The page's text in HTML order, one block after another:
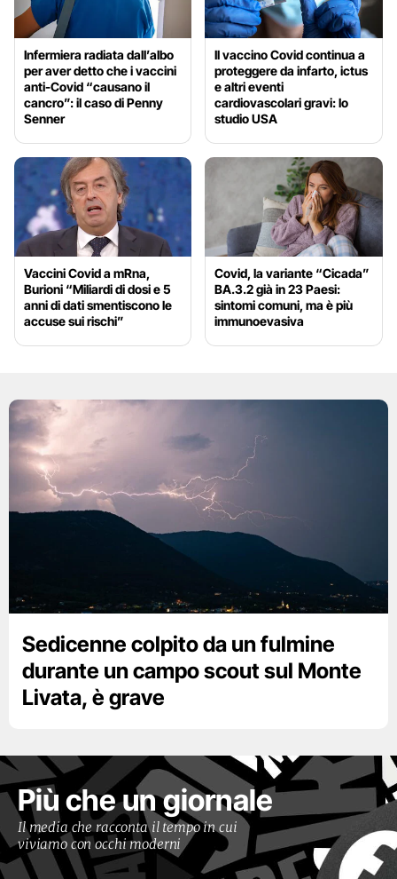
Infermiera radiata dall’albo
per aver detto che i vaccini
anti-Covid “causano il
cancro”: il caso di Penny
Senner
Il vaccino Covid continua a
proteggere da infarto, ictus
e altri eventi
cardiovascolari gravi: lo
studio USA
Vaccini Covid a mRna,
Burioni “Miliardi di dosi e 5
anni di dati smentiscono le
accuse sui rischi”
Covid, la variante “Cicada”
BA.3.2 già in 23 Paesi:
sintomi comuni, ma è più
immunoevasiva
Sedicenne colpito da un fulmine
durante un campo scout sul Monte
Livata, è grave
Più che un giornale
Il media che racconta il tempo in cui
viviamo con occhi moderni